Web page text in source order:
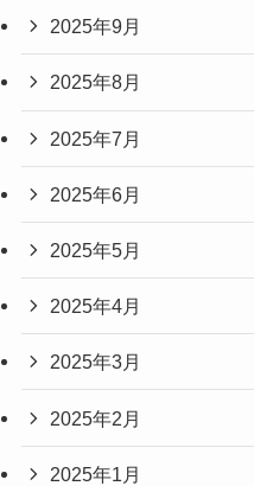
2025年9月
2025年8月
2025年7月
2025年6月
2025年5月
2025年4月
2025年3月
2025年2月
2025年1月